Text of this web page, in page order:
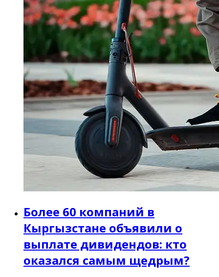
Более 60 компаний в
Кыргызстане объявили о
выплате дивидендов: кто
оказался самым щедрым?